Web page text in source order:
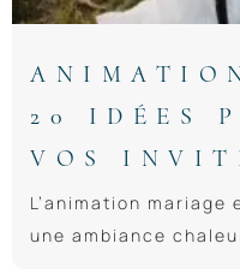
20 IDÉES
VOS
L’animation
une ambiance